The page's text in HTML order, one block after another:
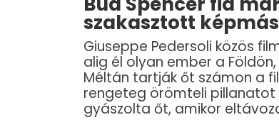
szakasztott
Giuseppe Pedersoli közös
alig él olyan ember a
Méltán tartják őt számon a
rengeteg örömteli pillanatot
gyászolta őt, amikor